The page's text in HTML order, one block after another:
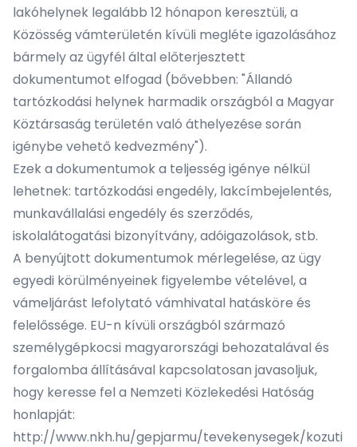
lakóhelynek legalább 12 hónapon keresztüli, a
Közösség vámterületén kívüli megléte igazolásához
bármely az ügyfél által előterjesztett
dokumentumot elfogad (bővebben: "Állandó
tartózkodási helynek harmadik országból a Magyar
Köztársaság területén való áthelyezése során
igénybe vehető kedvezmény").
Ezek a dokumentumok a teljesség igénye nélkül
lehetnek: tartózkodási engedély, lakcímbejelentés,
munkavállalási engedély és szerződés,
iskolalátogatási bizonyítvány, adóigazolások, stb.
A benyújtott dokumentumok mérlegelése, az ügy
egyedi körülményeinek figyelembe vételével, a
vámeljárást lefolytató vámhivatal hatásköre és
felelőssége. EU-n kívüli országból származó
személygépkocsi magyarországi behozatalával és
forgalomba állításával kapcsolatosan javasoljuk,
hogy keresse fel a Nemzeti Közlekedési Hatóság
honlapját:
http://www.nkh.hu/gepjarmu/tevekenysegek/kozuti